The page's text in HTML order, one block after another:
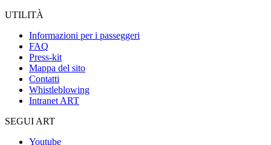
UTILITÀ
Informazioni per i passeggeri
FAQ
Press-kit
Mappa del sito
Contatti
Whistleblowing
Intranet ART
SEGUI ART
Youtube